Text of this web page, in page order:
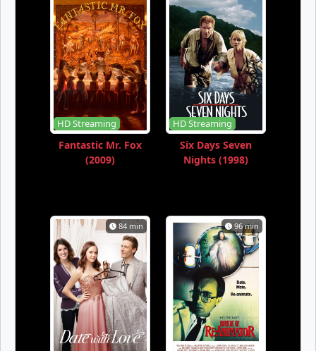
HD Streaming
Fantastic Mr. Fox
(2009)
HD Streaming
Six Days Seven
Nights (1998)
84 min 96 min